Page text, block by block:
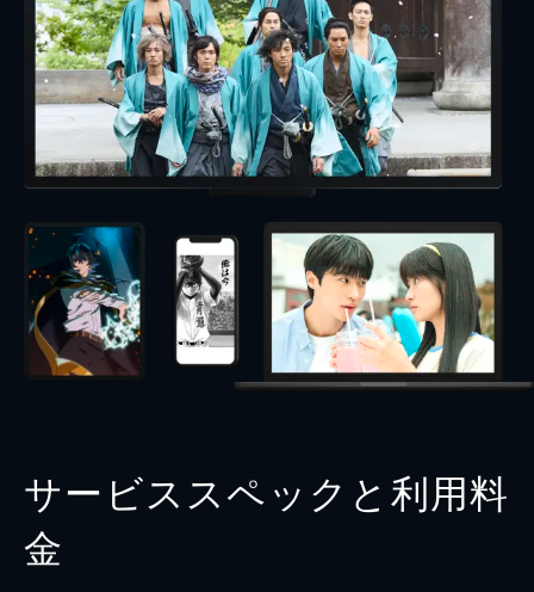
サービススペックと利用料
金